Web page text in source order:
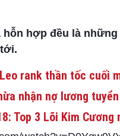
hỗn hợp đều là
rank thần tốc cuối
nhận nợ lương
Top 3 Lõi Kim